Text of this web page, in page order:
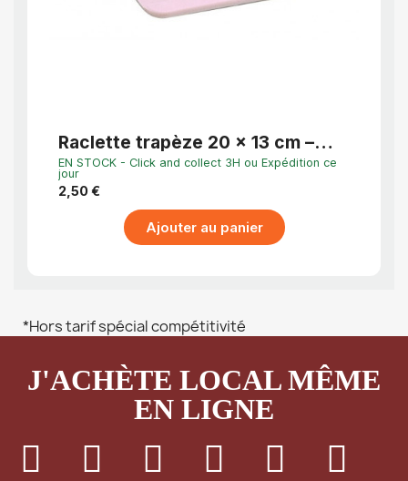
Raclette trapèze 20 x 13 cm –
corne pâtisserie pour lissage et
étalage
EN STOCK - Click and collect 3H ou Expédition ce
jour
2,50 €
Ajouter au panier
*Hors tarif spécial compétitivité
J'ACHÈTE LOCAL MÊME
EN LIGNE